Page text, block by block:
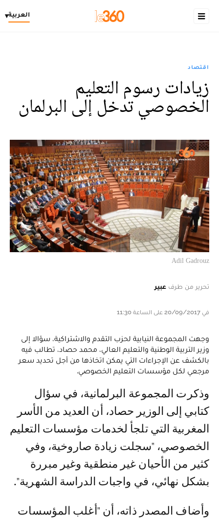
العربية▾
اقتصاد
زيادات رسوم التعليم
الخصوصي تدخل إلى البرلمان
Adil Gadrouz
تحرير من طرف عبير
في 20/09/2017 على الساعة 11:30
وجهت المجموعة النيابية لحزب التقدم والاشتراكية، سؤالا إلى
وزير التربية الوطنية والتعليم العالي، محمد حصاد، تطالب فيه
بالكشف عن الإجراءات التي يمكن اتخاذها من أجل تحديد سعر
مرجعي لكل مؤسسات التعليم الخصوصي.
وذكرت المجموعة البرلمانية، في سؤال
كتابي إلى الوزير حصاد، أن العديد من الأسر
المغربية التي تلجأ لخدمات مؤسسات التعليم
الخصوصي، "سجلت زيادة صاروخية، وفي
كثير من الأحيان غير منطقية وغير مبررة
بشكل نهائي، في واجبات الدراسة الشهرية".
وأضاف المصدر ذاته، أن "أغلب المؤسسات